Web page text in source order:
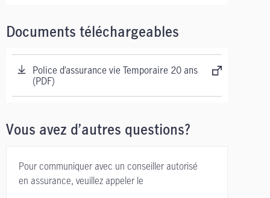
Documents téléchargeables
Police d’assurance vie Temporaire 20 ans
(PDF)
Vous avez d’autres questions?
Pour communiquer avec un conseiller autorisé
en assurance, veuillez appeler le